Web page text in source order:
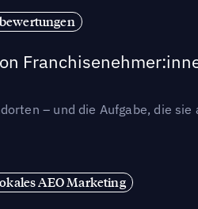
– und die Aufgabe, die
AEO Marketing